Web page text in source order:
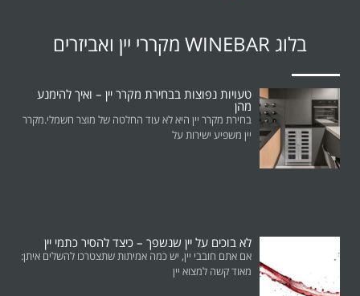
בלוג WINEBAR מקררי יין ואביזרים
טעויות נפוצות בבחירת מקרר יין – ואיך להימנע
מהן
בחירת מקרר יין היא לא עוד החלטה של מוצר חשמלי.מקרר
יין משפיע ישירות על
לא בוכים על יין שנשפך – כיצד להסיר כתמי יין
אם אתם חובבי יין, יש כמה אמיתות שתצטרכו להשלים איתן:
מאוד קשה למצוא יין